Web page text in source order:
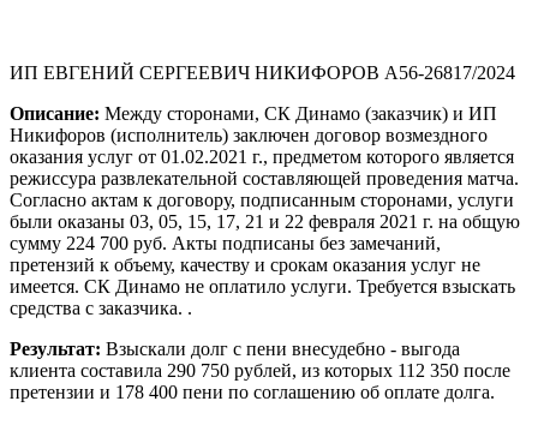
ИП ЕВГЕНИЙ СЕРГЕЕВИЧ НИКИФОРОВ А56-26817/2024
Описание: Между сторонами, СК Динамо (заказчик) и ИП
Никифоров (исполнитель) заключен договор возмездного
оказания услуг от 01.02.2021 г., предметом которого является
режиссура развлекательной составляющей проведения матча.
Согласно актам к договору, подписанным сторонами, услуги
были оказаны 03, 05, 15, 17, 21 и 22 февраля 2021 г. на общую
сумму 224 700 руб. Акты подписаны без замечаний,
претензий к объему, качеству и срокам оказания услуг не
имеется. СК Динамо не оплатило услуги. Требуется взыскать
средства с заказчика. .
Результат: Взыскали долг с пени внесудебно - выгода
клиента составила 290 750 рублей, из которых 112 350 после
претензии и 178 400 пени по соглашению об оплате долга.